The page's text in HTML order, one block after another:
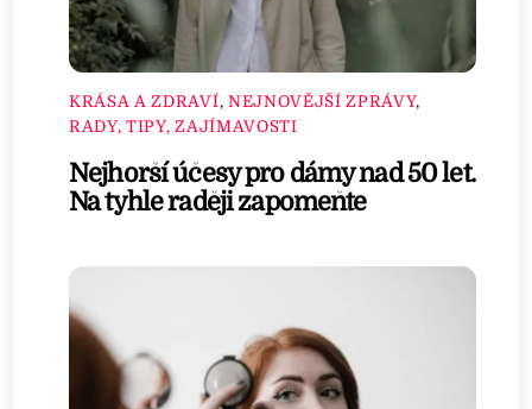
KRÁSA A ZDRAVÍ, NEJNOVĚJŠÍ ZPRÁVY,
RADY, TIPY, ZAJÍMAVOSTI
Nejhorší účesy pro dámy nad 50 let.
Na tyhle raději zapomeňte